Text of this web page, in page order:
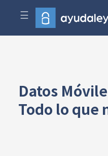
☰
Datos
Todo lo que